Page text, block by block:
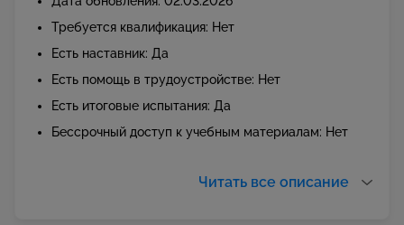
Требуется квалификация: Нет
Есть наставник: Да
Есть помощь в трудоустройстве: Нет
Есть итоговые испытания: Да
Бессрочный доступ к учебным материалам: Нет
Читать все описание